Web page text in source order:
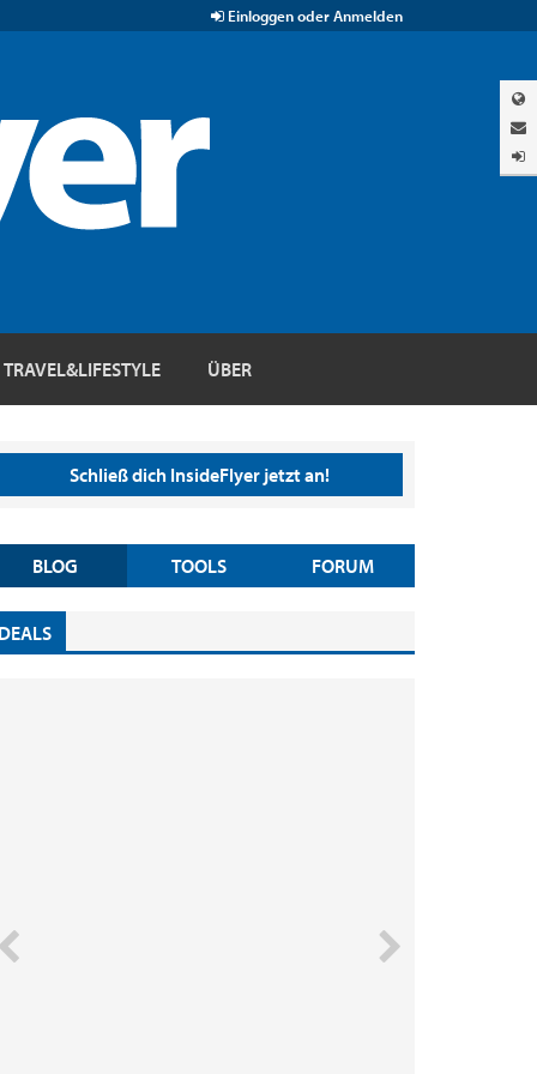
Einloggen oder Anmelden
TRAVEL&LIFESTYLE ÜBER
Schließ dich InsideFlyer jetzt an!
BLOG TOOLS FORUM
DEALS